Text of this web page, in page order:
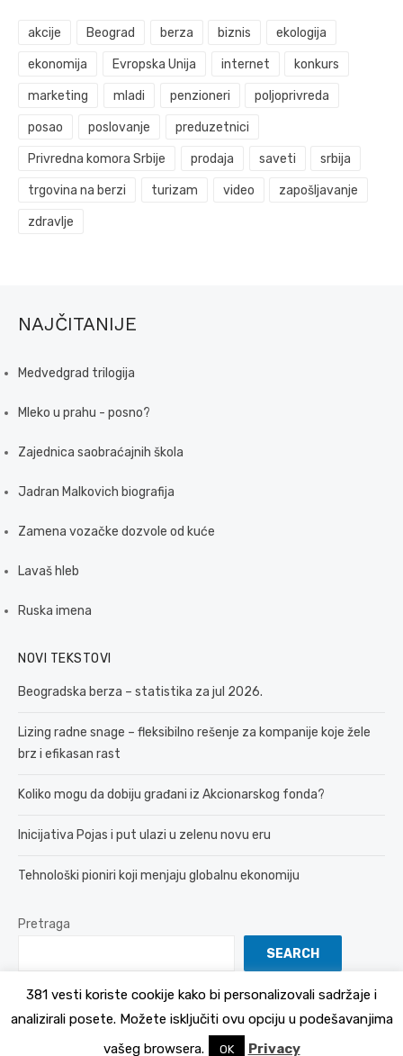
akcije Beograd berza biznis ekologija
ekonomija Evropska Unija internet konkurs
marketing mladi penzioneri poljoprivreda
posao poslovanje preduzetnici
Privredna komora Srbije prodaja saveti srbija
trgovina na berzi turizam video zapošljavanje
zdravlje
NAJČITANIJE
Medvedgrad trilogija
Mleko u prahu - posno?
Zajednica saobraćajnih škola
Jadran Malkovich biografija
Zamena vozačke dozvole od kuće
Lavaš hleb
Ruska imena
NOVI TEKSTOVI
Beogradska berza – statistika za jul 2026.
Lizing radne snage – fleksibilno rešenje za kompanije koje žele
brz i efikasan rast
Koliko mogu da dobiju građani iz Akcionarskog fonda?
Inicijativa Pojas i put ulazi u zelenu novu eru
Tehnološki pioniri koji menjaju globalnu ekonomiju
Pretraga
SEARCH
Politika Privatnosti
381 vesti koriste cookije kako bi personalizovali sadržaje i
analizirali posete. Možete isključiti ovu opciju u podešavanjima
vašeg browsera.
OK Privacy